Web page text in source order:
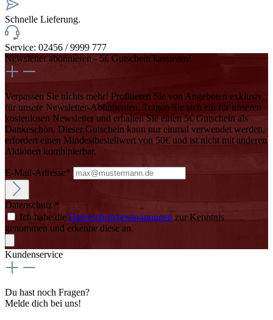
Schnelle Lieferung.
Service: 02456 / 9999 777
Newsletter abonnieren - 5€ Gutschein kassieren!
Verpassen Sie nichts mehr! Profitieren Sie von Angeboten exklusiv
für unsere Newsletter-Abonnenten. Tragen Sie sich ein für unseren
kostenlosen Newsletter und erhalten Sie einen 5€ Gutschein als
Dankeschön. Dieser Gutschein kann nur einmal verwendet werden,
erfordert einen Mindestbestellwert von 50€ und ist nicht mit anderen
Aktionen kombinierbar.
E-Mail-Adresse*
Datenschutz *
Ich habe die Datenschutzbestimmungen zur Kenntnis
genommen und erkenne diese an.
Kundenservice
Du hast noch Fragen?
Melde dich bei uns!